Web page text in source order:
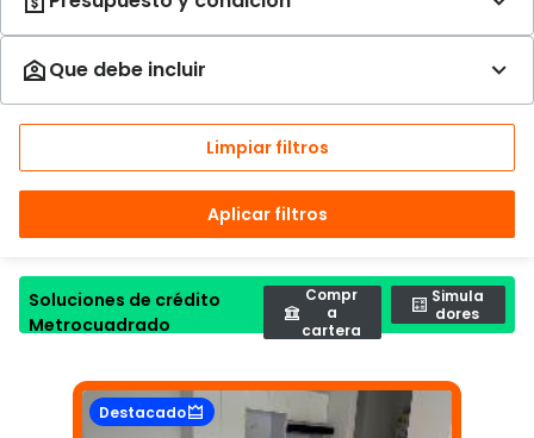
Limpiar filtros
Aplicar filtros
Soluciones de crédito
Metrocuadrado
Compr
a
cartera
Simula
dores
Destacado